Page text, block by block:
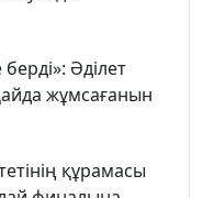
Әділет
жұмсағанын
құрамасы